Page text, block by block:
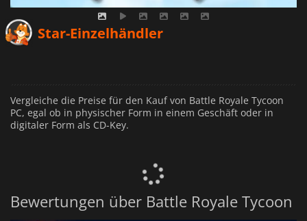
Star-Einzelhändler
Vergleiche die Preise für den Kauf von Battle Royale Tycoon
PC, egal ob in physischer Form in einem Geschäft oder in
digitaler Form als CD-Key.
Bewertungen über Battle Royale Tycoon